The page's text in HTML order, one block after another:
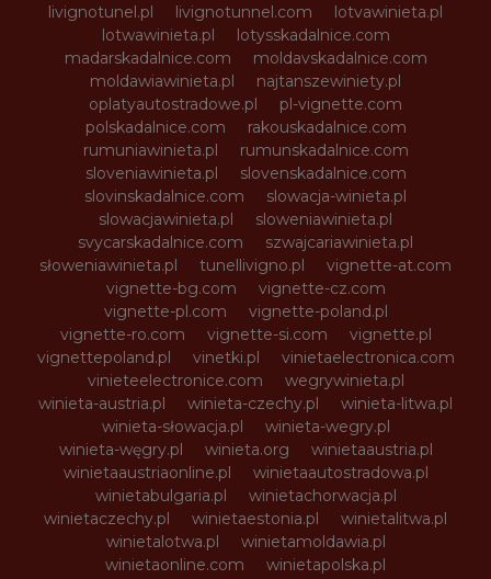
livignotunel.pl
livignotunnel.com
lotvawinieta.pl
lotwawinieta.pl
lotysskadalnice.com
madarskadalnice.com
moldavskadalnice.com
moldawiawinieta.pl
najtanszewiniety.pl
oplatyautostradowe.pl
pl-vignette.com
polskadalnice.com
rakouskadalnice.com
rumuniawinieta.pl
rumunskadalnice.com
sloveniawinieta.pl
slovenskadalnice.com
slovinskadalnice.com
slowacja-winieta.pl
slowacjawinieta.pl
sloweniawinieta.pl
svycarskadalnice.com
szwajcariawinieta.pl
słoweniawinieta.pl
tunellivigno.pl
vignette-at.com
vignette-bg.com
vignette-cz.com
vignette-pl.com
vignette-poland.pl
vignette-ro.com
vignette-si.com
vignette.pl
vignettepoland.pl
vinetki.pl
vinietaelectronica.com
vinieteelectronice.com
wegrywinieta.pl
winieta-austria.pl
winieta-czechy.pl
winieta-litwa.pl
winieta-słowacja.pl
winieta-wegry.pl
winieta-węgry.pl
winieta.org
winietaaustria.pl
winietaaustriaonline.pl
winietaautostradowa.pl
winietabulgaria.pl
winietachorwacja.pl
winietaczechy.pl
winietaestonia.pl
winietalitwa.pl
winietalotwa.pl
winietamoldawia.pl
winietaonline.com
winietapolska.pl